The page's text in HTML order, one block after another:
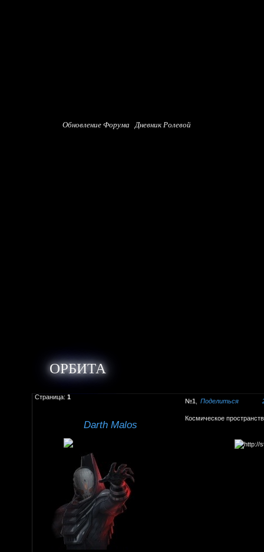
Обновление Форума Дневник Ролевой
ОРБИТА
Страница: 1
Поделиться
1
Darth Malos
Космическое